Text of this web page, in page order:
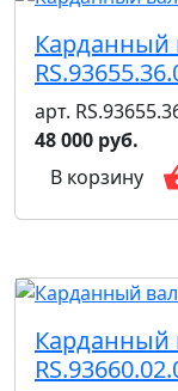
Карданный
арт.
48 000 руб.
В корзину
Карданный